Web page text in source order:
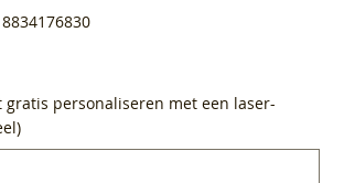
personaliseren met een laser-